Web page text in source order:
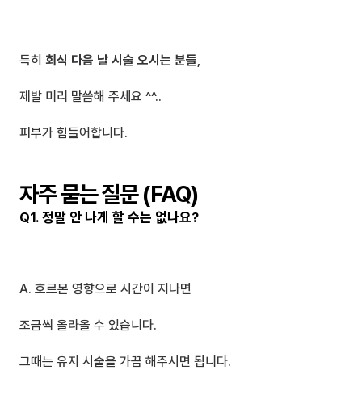
특히 회식 다음 날 시술 오시는 분들,
제발 미리 말씀해 주세요 ^^..
피부가 힘들어합니다.
자주 묻는 질문 (FAQ)
Q1. 정말 안 나게 할 수는 없나요?
A. 호르몬 영향으로 시간이 지나면
조금씩 올라올 수 있습니다.
그때는 유지 시술을 가끔 해주시면 됩니다.